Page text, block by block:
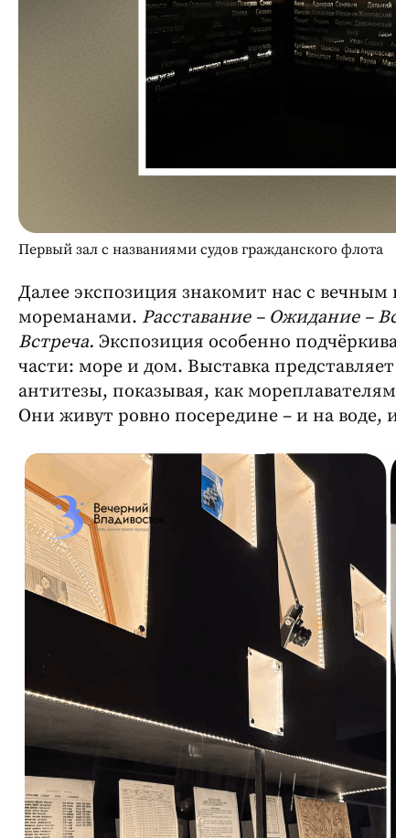
Первый зал с названиями судов гражданского флота
Далее экспозиция знакомит нас с
мореманами. Расставание – Ожидание –
Встреча. Экспозиция особенно
части: море и дом. Выставка
антитезы, показывая, как
Они живут ровно посередине – и на воде,